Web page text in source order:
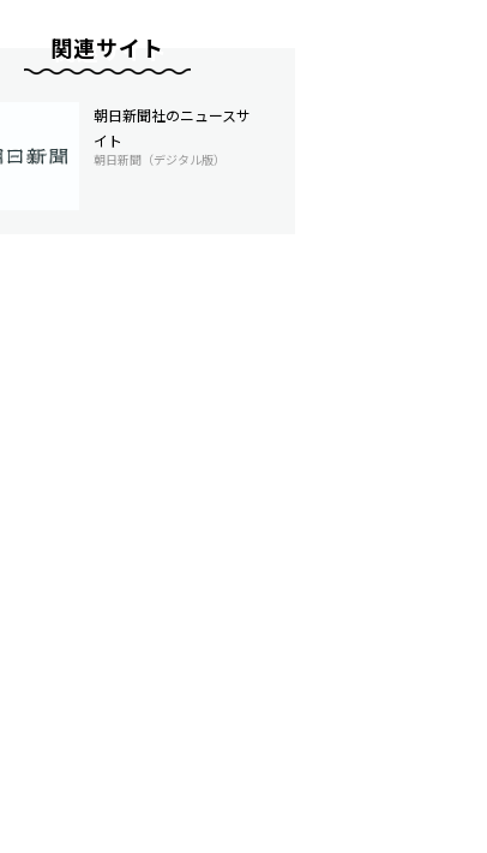
関連サイト
朝日新聞社のニュースサ
イト
朝日新聞（デジタル版）